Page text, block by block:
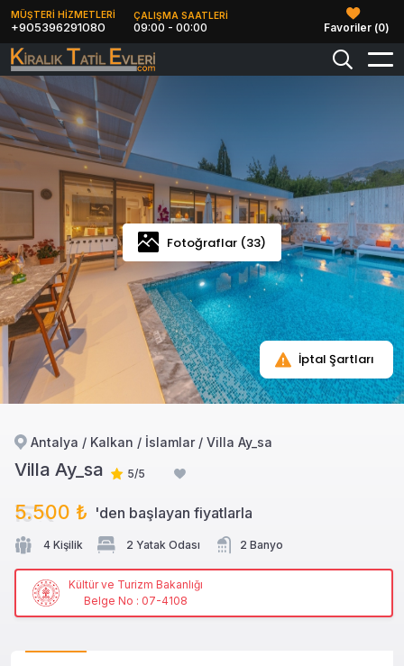
MÜŞTERİ HİZMETLERİ
+905396291080
ÇALIŞMA SAATLERİ
09:00 - 00:00 Favoriler (0)
Fotoğraflar (33)
İptal Şartları
Antalya / Kalkan / İslamlar / Villa Ay_sa
Villa Ay_sa 5/5
5.500 ₺ 'den başlayan fiyatlarla
4 Kişilik 2 Yatak Odası 2 Banyo
Kültür ve Turizm Bakanlığı
Belge No : 07-4108